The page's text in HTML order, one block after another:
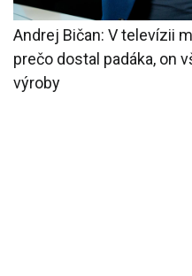
Andrej Bičan: V televízii
prečo dostal padáka, on
výroby